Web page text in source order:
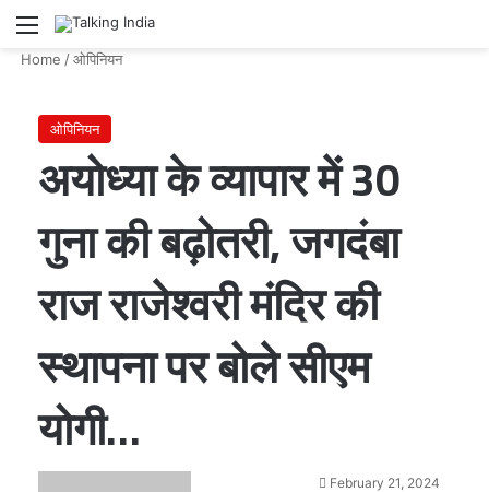
Menu
Home /ओपिनियन
ओपिनियन
अयोध्या के व्यापार में 30
गुना की बढ़ोतरी, जगदंबा
राज राजेश्वरी मंदिर की
स्थापना पर बोले सीएम
योगी…
SendFebruary 21, 2024